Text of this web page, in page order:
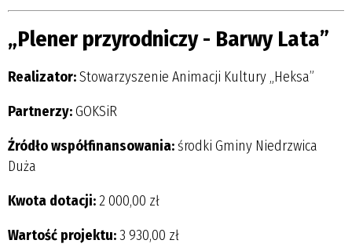
„Plener przyrodniczy - Barwy Lata”
Realizator:Stowarzyszenie Animacji Kultury „Heksa”
Partnerzy:GOKSiR
Źródło współfinansowania: środki Gminy Niedrzwica
Duża
Kwota dotacji:2 000,00 zł
Wartość projektu:3 930,00 zł